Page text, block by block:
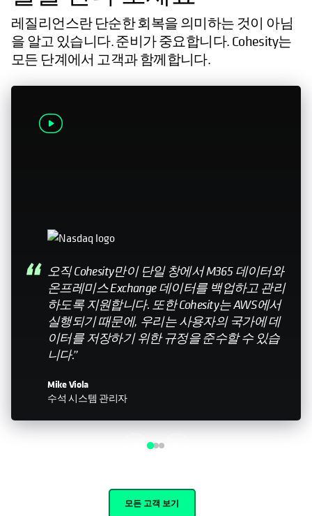
레질리언스란 단순한 회복을 의미하는 것이 아님
을 알고 있습니다. 준비가 중요합니다. Cohesity는
모든 단계에서 고객과 함께합니다.
오직 Cohesity만이 단일 창에서 M365 데이터와
온프레미스 Exchange 데이터를 백업하고 관리
하도록 지원합니다. 또한 Cohesity는 AWS에서
실행되기 때문에, 우리는 사용자의 국가에 데
이터를 저장하기 위한 규정을 준수할 수 있습
니다.”
Mike Viola
수석 시스템 관리자
모든 고객 보기